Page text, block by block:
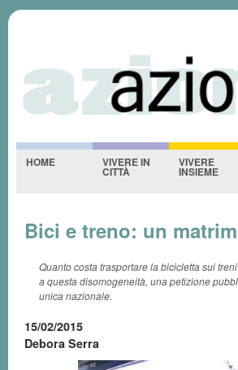
Azioniquotidiane
HOME VIVERE IN
CITTÀ
VIVERE
INSIEME
Bici e treno: un
Quanto costa trasportare la bicicletta sui
a questa disomogeneità, una petizione
unica nazionale.
15/02/2015
Debora Serra